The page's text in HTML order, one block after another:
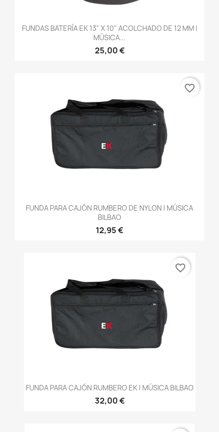
FUNDAS BATERÍA EK 13" X 10" ACOLCHADO DE 12 MM |
MÚSICA...
25,00 €
FUNDA PARA CAJÓN RUMBERO DE NYLON | MÚSICA
BILBAO
12,95 €
favorite_border
FUNDA PARA CAJÓN RUMBERO EK | MÚSICA BILBAO
32,00 €
favorite_border